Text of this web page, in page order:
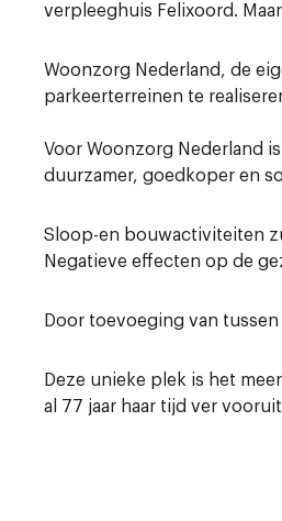
verpleeghuis Felixoord.
Woonzorg Nederland, de
parkeerterreinen te
Voor Woonzorg Nederland
duurzamer, goedkoper en
Sloop-en bouwactiviteiten
Negatieve effecten op de
Door toevoeging van
Deze unieke plek is het
al 77 jaar haar tijd ver